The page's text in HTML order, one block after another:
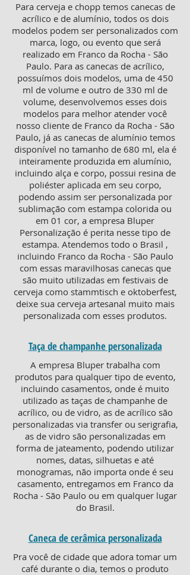
Para cerveja e chopp temos canecas de
acrílico e de alumínio, todos os dois
modelos podem ser personalizados com
marca, logo, ou evento que será
realizado em Franco da Rocha - São
Paulo. Para as canecas de acrílico,
possuímos dois modelos, uma de 450
ml de volume e outro de 330 ml de
volume, desenvolvemos esses dois
modelos para melhor atender você
nosso cliente de Franco da Rocha - São
Paulo, já as canecas de alumínio temos
disponível no tamanho de 680 ml, ela é
inteiramente produzida em alumínio,
incluindo alça e corpo, possui resina de
poliéster aplicada em seu corpo,
podendo assim ser personalizada por
sublimação com estampa colorida ou
em 01 cor, a empresa Bluper
Personalização é perita nesse tipo de
estampa. Atendemos todo o Brasil ,
incluindo Franco da Rocha - São Paulo
com essas maravilhosas canecas que
são muito utilizadas em festivais de
cerveja como stammtisch e oktoberfest,
deixe sua cerveja artesanal muito mais
personalizada com esses produtos.
Taça de champanhe personalizada
A empresa Bluper trabalha com
produtos para qualquer tipo de evento,
incluindo casamentos, onde é muito
utilizado as taças de champanhe de
acrílico, ou de vidro, as de acrílico são
personalizadas via transfer ou serigrafia,
as de vidro são personalizadas em
forma de jateamento, podendo utilizar
nomes, datas, silhuetas e até
monogramas, não importa onde é seu
casamento, entregamos em Franco da
Rocha - São Paulo ou em qualquer lugar
do Brasil.
Caneca de cerâmica personalizada
Pra você de cidade que adora tomar um
café durante o dia, temos o produto